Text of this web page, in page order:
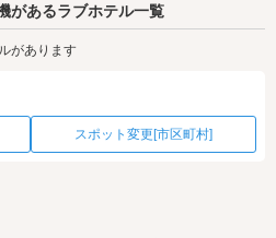
があるラブホテル一覧
があります
スポット変更[市区町村]